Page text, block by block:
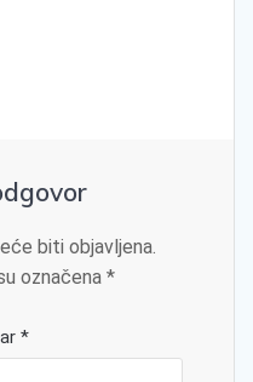
biti objavljena.
označena *
*